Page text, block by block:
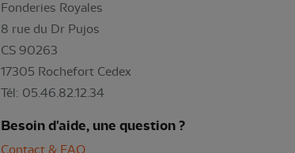
Fonderies Royales
8 rue du Dr Pujos
CS 90263
17305 Rochefort Cedex
Tél: 05.46.82.12.34
Besoin d'aide, une question ?
Contact & FAQ